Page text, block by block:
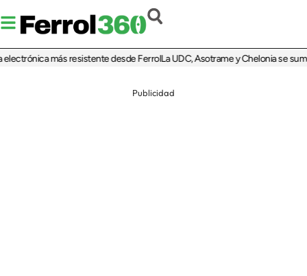
más resistente desde FerrolLa UDC, Asotrame y Chelonia se
Publicidad